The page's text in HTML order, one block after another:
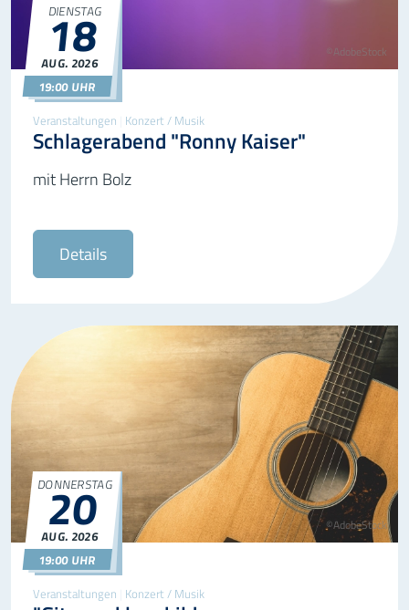
©AdobeStock
Veranstaltungen Konzert / Musik
Schlagerabend "Ronny Kaiser"
DIENSTAG
18
AUG.2026
19:00 UHR
mit Herrn Bolz
Details
©AdobeStock
Veranstaltungen Konzert / Musik
DONNERSTAG
20
AUG.2026
19:00 UHR